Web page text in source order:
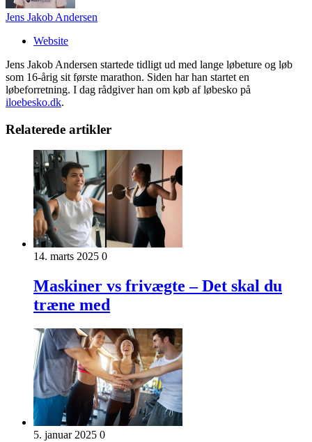
Jens Jakob Andersen
Website
Jens Jakob Andersen startede tidligt ud med lange løbeture og løb
som 16-årig sit første marathon. Siden har han startet en
løbeforretning. I dag rådgiver han om køb af løbesko på
iloebesko.dk.
Relaterede artikler
14. marts 2025 0
Maskiner vs frivægte – Det skal du
træne med
5. januar 2025 0